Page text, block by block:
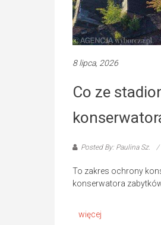
8 lipca, 2026
Co ze
Posted By: Paulina Sz.
To zakres ochrony
konserwatora